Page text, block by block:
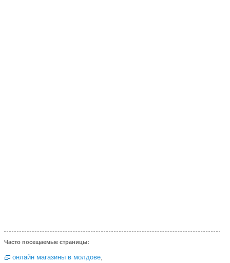
Часто посещаемые страницы:
онлайн магазины в молдове,